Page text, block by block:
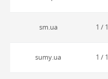
sm.ua 1 / 1
sumy.ua 1 / 1